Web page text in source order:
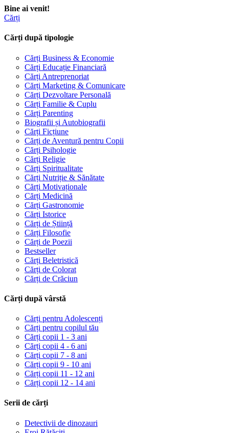
Bine ai venit!
Cărți
Cărți după tipologie
Cărți Business & Economie
Cărți Educație Financiară
Cărți Antreprenoriat
Cărți Marketing & Comunicare
Cărți Dezvoltare Personală
Cărți Familie & Cuplu
Cărți Parenting
Biografii și Autobiografii
Cărți Ficțiune
Cărți de Aventură pentru Copii
Cărți Psihologie
Cărți Religie
Cărți Spiritualitate
Cărți Nutriție & Sănătate
Cărți Motivaționale
Cărți Medicină
Cărți Gastronomie
Cărți Istorice
Cărți de Știință
Cărți Filosofie
Cărți de Poezii
Bestseller
Cărți Beletristică
Cărți de Colorat
Cărți de Crăciun
Cărți după vârstă
Cărți pentru Adolescenți
Cărți pentru copilul tău
Cărți copii 1 - 3 ani
Cărți copii 4 - 6 ani
Cărți copii 7 - 8 ani
Cărți copii 9 - 10 ani
Cărți copii 11 - 12 ani
Cărți copii 12 - 14 ani
Serii de cărți
Detectivii de dinozauri